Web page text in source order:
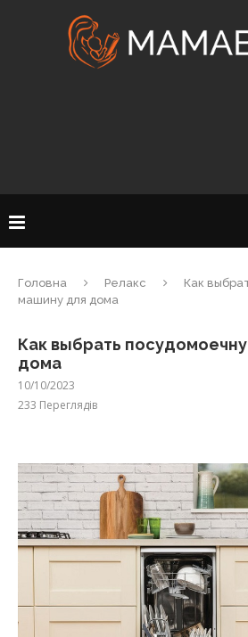
Головна Релакс
Как
машину для дома
Как выбрать
дома
10/10/2023
233 Переглядів